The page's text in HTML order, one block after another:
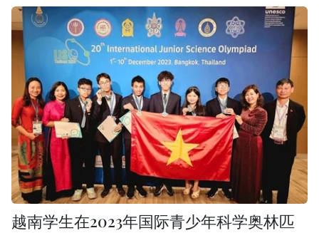
越南学生在2023年国际青少年科学奥林匹